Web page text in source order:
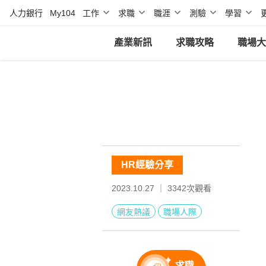
人力銀行 My104 工作 求職 職涯 測驗 學習
產業新訊 求職攻略 職場
HR經驗分享
2023.10.27 ｜ 3342次觀看
網友熱議 職場人際